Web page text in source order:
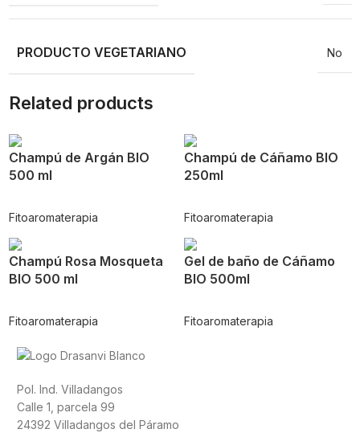
PRODUCTO VEGETARIANO No
Related products
Champú de Argán BIO
500 ml
Fitoaromaterapia
Champú de Cáñamo BIO
250ml
Fitoaromaterapia
Champú Rosa Mosqueta
BIO 500 ml
Fitoaromaterapia
Gel de baño de Cáñamo
BIO 500ml
Fitoaromaterapia
Pol. Ind. Villadangos
Calle 1, parcela 99
24392 Villadangos del Páramo